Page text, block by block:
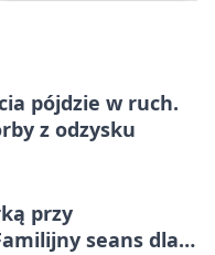
pójdzie w ruch.
z odzysku
przy
seans dla